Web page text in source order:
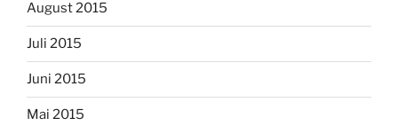
August 2015
Juli 2015
Juni 2015
Mai 2015